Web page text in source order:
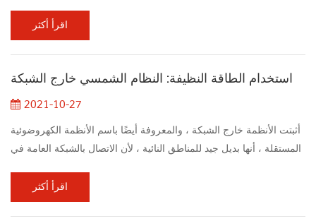
انبعاثات ثاني أكسيد الكربون للعائلة مع تقليل فواتير الطاقة بمهارة. لقد
اكتسبت اللوحة الشمسية جمالًا ، ولكن كما هو الحال مع أي نجم ، من
الحا...
اقرأ أكثر
استخدام الطاقة النظيفة: النظام الشمسي خارج الشبكة
2021-10-27
أثبتت الأنظمة خارج الشبكة ، والمعروفة أيضًا باسم الأنظمة الكهروضوئية
المستقلة ، أنها بديل جيد للمناطق النائية ، لأن الاتصال بالشبكة العامة في
بالشبكة ، تلعب البطاريات دورًا مهمًا في تخزين الطاقة. "يُظهر تقرير
استقصائي للمستهلكين من المنظمة غير الحكومية World Resources
اقرأ أكثر